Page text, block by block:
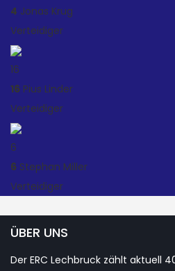
4 Jonas Krug
Verteidiger
16
16 Pius Linder
Verteidiger
6
6 Stephan Miller
Verteidiger
ÜBER UNS
Der ERC Lechbruck zählt aktuell